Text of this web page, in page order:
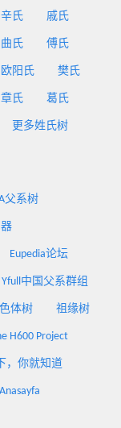
辛氏 戚氏
曲氏 傅氏
欧阳氏 樊氏
章氏 葛氏
更多姓氏树
父系树
Eupedia论坛
Yfull中国父系群组
体树 祖缘树
H600 Project
，你就知道